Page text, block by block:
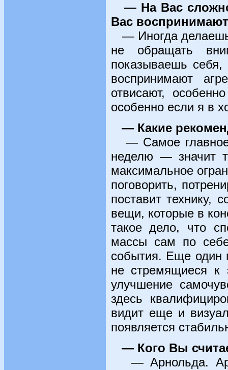
— На Вас
Вас
— Иногда
не обращать
показываешь себя,
воспринимают
отвисают,
особенно если я в
— Какие
— Самое главное
неделю — значит
максимальное
поговорить,
поставит технику,
вещи, которые в
такое дело, что
массы сам по
события. Еще один
не стремящиеся к
улучшение
здесь
видит еще и
появляется
— Кого Вы
— Арнольда.